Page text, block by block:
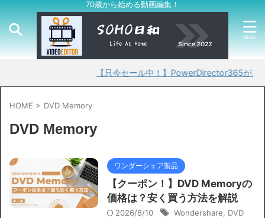
70歳から始める動画編集！
【只今セール中！】PowerDirector365が
HOME > DVD Memory
DVD Memory
ワンダーシェア製品
【クーポン！】DVD Memoryの
価格は？安く買う方法を解説
2026/8/10 Wondershare
DVD